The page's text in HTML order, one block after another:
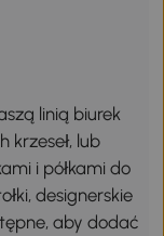
linią biurek
lub
i półkami do
designerskie
aby dodać